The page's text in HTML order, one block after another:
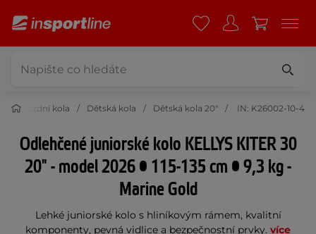
Jízdní kola Dětská kola Dětská kola 20" IN: K26002-10-4
Odlehčené juniorské kolo KELLYS KITER 30
20" - model 2026 • 115-135 cm • 9,3 kg -
Marine Gold
Lehké juniorské kolo s hliníkovým rámem, kvalitní
komponenty, pevná vidlice a bezpečnostní prvky. více